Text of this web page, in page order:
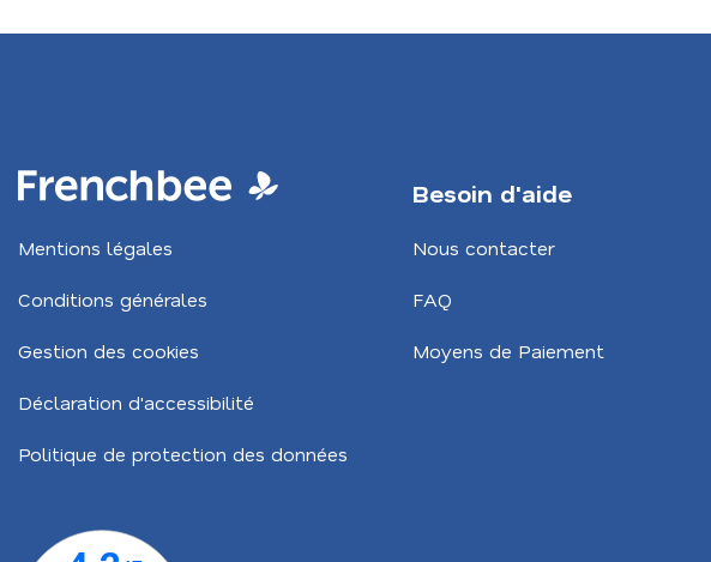
Mentions légales
Conditions générales
Gestion des cookies
Déclaration d'accessibilité
Politique de protection des données
Besoin d'aide
Nous contacter
FAQ
Moyens de Paiement